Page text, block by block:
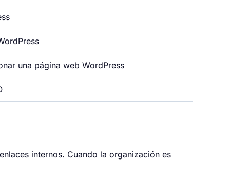
una página web WordPress
internos. Cuando la organización es